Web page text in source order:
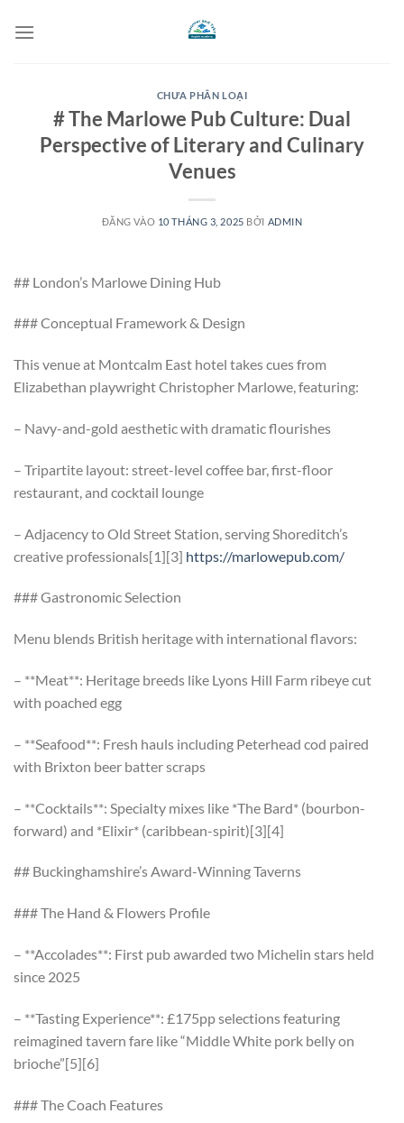
qua
CHƯA PHÂN LOẠI
# The Marlowe Pub Culture: Dual
Perspective of Literary and Culinary
Venues
ĐĂNG VÀO 10 THÁNG 3, 2025 BỞI ADMIN
## London’s Marlowe Dining Hub
### Conceptual Framework & Design
This venue at Montcalm East hotel takes cues from
Elizabethan playwright Christopher Marlowe, featuring:
– Navy-and-gold aesthetic with dramatic flourishes
– Tripartite layout: street-level coffee bar, first-floor
restaurant, and cocktail lounge
– Adjacency to Old Street Station, serving Shoreditch’s
creative professionals[1][3] https://marlowepub.com/
### Gastronomic Selection
Menu blends British heritage with international flavors:
– **Meat**: Heritage breeds like Lyons Hill Farm ribeye cut
with poached egg
– **Seafood**: Fresh hauls including Peterhead cod paired
with Brixton beer batter scraps
– **Cocktails**: Specialty mixes like *The Bard* (bourbon-
forward) and *Elixir* (caribbean-spirit)[3][4]
## Buckinghamshire’s Award-Winning Taverns
### The Hand & Flowers Profile
– **Accolades**: First pub awarded two Michelin stars held
since 2025
– **Tasting Experience**: £175pp selections featuring
reimagined tavern fare like “Middle White pork belly on
brioche”[5][6]
### The Coach Features